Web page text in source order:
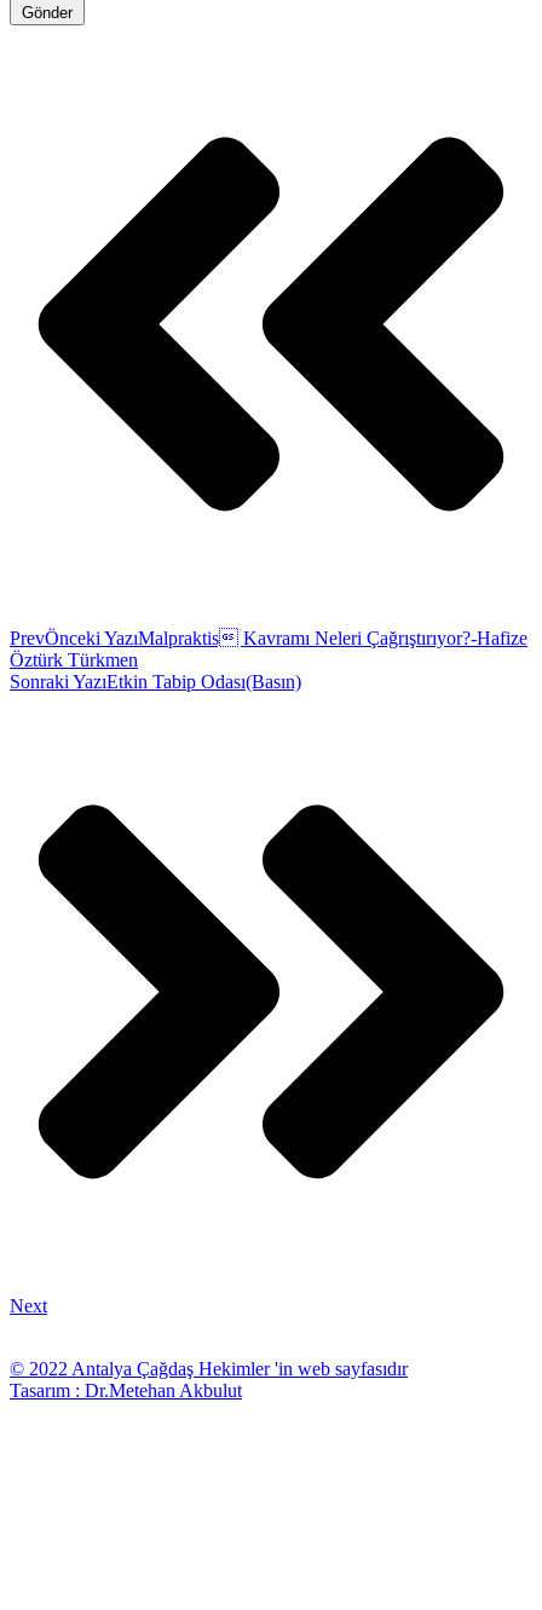
Gönder
PrevÖnceki YazıMalpraktis Kavramı Neleri Çağrıştırıyor?-Hafize
Öztürk Türkmen
Sonraki YazıEtkin Tabip Odası(Basın)
Next
© 2022 Antalya Çağdaş Hekimler 'in web sayfasıdır
Tasarım : Dr.Metehan Akbulut